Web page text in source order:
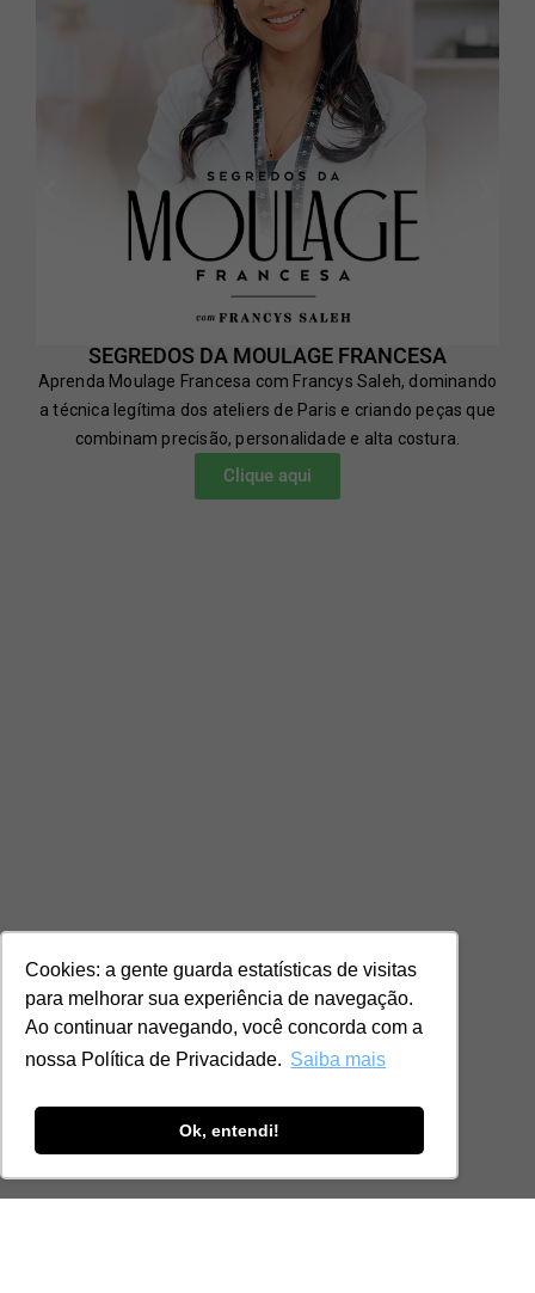
Cookies: a gente guarda estatísticas de visitas
para melhorar sua experiência de navegação.
Ao continuar navegando, você concorda com a
nossa Política de Privacidade. Saiba mais
Ok, entendi!
SEGREDOS DA MOULAGE FRANCESA
Aprenda Moulage Francesa com Francys Saleh, dominando
a técnica legítima dos ateliers de Paris e criando peças que
combinam precisão, personalidade e alta costura.
Clique aqui